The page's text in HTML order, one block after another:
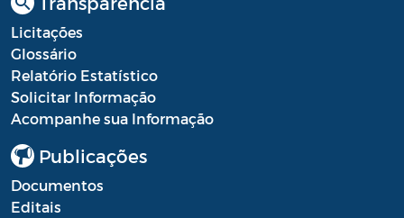
Saúde - Estoques de medicamentos das
farmácias públicas
Saúde - Fila de espera por consultas
Saúde - Instrumentos de Gestão do SUS
Licitações
Glossário
Relatório Estatístico
Solicitar Informação
Acompanhe sua Informação
Publicações
Documentos
Editais